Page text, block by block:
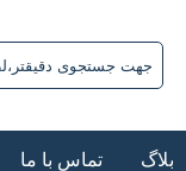
بلاگ تماس با ما